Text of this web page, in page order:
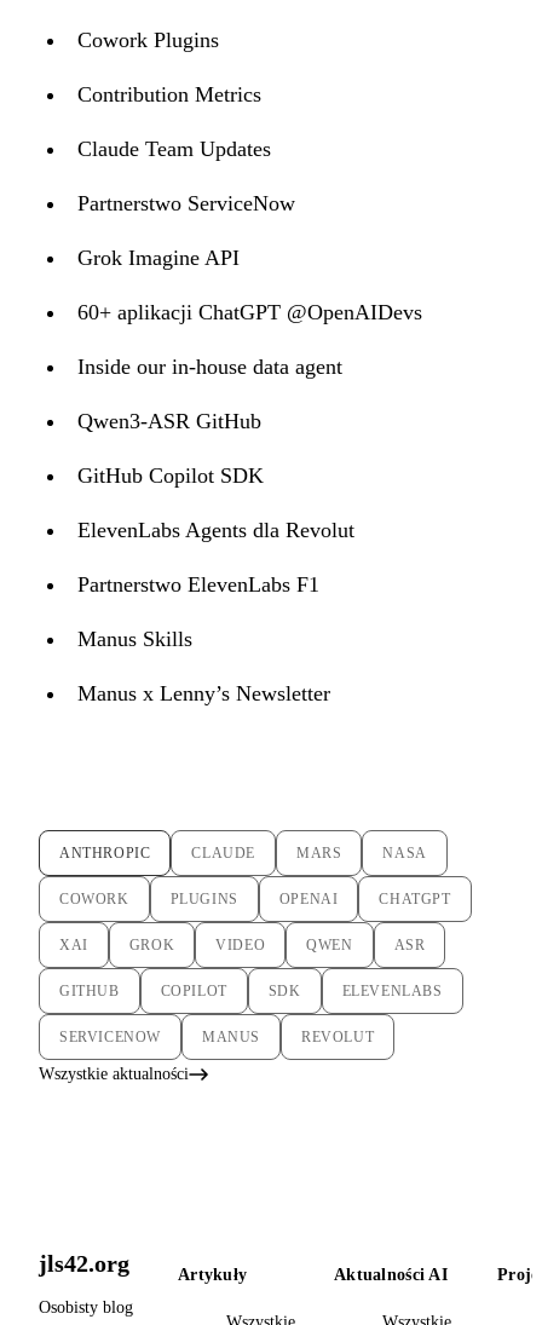
Cowork Plugins
Contribution Metrics
Claude Team Updates
Partnerstwo ServiceNow
Grok Imagine API
60+ aplikacji ChatGPT @OpenAIDevs
Inside our in-house data agent
Qwen3-ASR GitHub
GitHub Copilot SDK
ElevenLabs Agents dla Revolut
Partnerstwo ElevenLabs F1
Manus Skills
Manus x Lenny’s Newsletter
ANTHROPIC CLAUDE MARS NASA
COWORK PLUGINS OPENAI CHATGPT
XAI GROK VIDEO QWEN ASR
GITHUB COPILOT SDK ELEVENLABS
SERVICENOW MANUS REVOLUT
Wszystkie aktualności
jls42.org
Osobisty blog
Artykuły Aktualności AI